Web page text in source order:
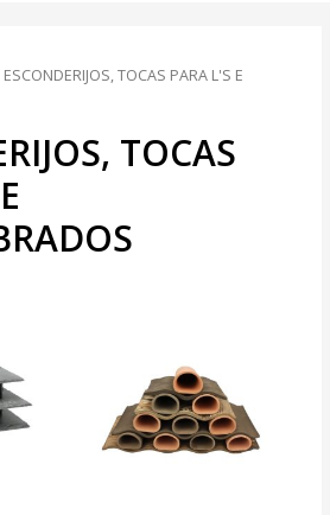
TOCAS PARA L'S E
TOCAS